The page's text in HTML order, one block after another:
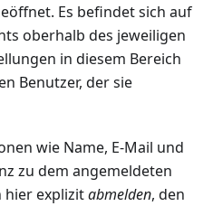
Es befindet sich auf
oberhalb des jeweiligen
in diesem Bereich
Benutzer, der sie
wie Name, E-Mail und
zu dem angemeldeten
hier explizitabmelden, den